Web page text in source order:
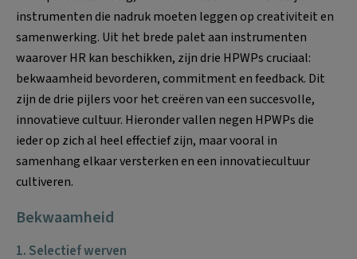
instrumenten die nadruk moeten leggen op creativiteit en
samenwerking. Uit het brede palet aan instrumenten
waarover HR kan beschikken, zijn drie HPWPs cruciaal:
bekwaamheid bevorderen, commitment en feedback. Dit
zijn de drie pijlers voor het creëren van een succesvolle,
innovatieve cultuur. Hieronder vallen negen HPWPs die
ieder op zich al heel effectief zijn, maar vooral in
samenhang elkaar versterken en een innovatiecultuur
cultiveren.
Bekwaamheid
1. Selectief werven